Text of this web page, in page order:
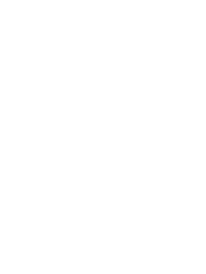
Traspaso y
El espacio no quedará
y presidente de
no mantendrá el
garantizado que
antes para ofrecer «un
«Nos vemos en
cambio vamos y lo